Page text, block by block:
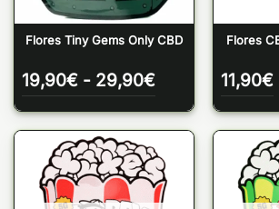
Flores Tiny Gems Only CBD
19,90€ - 29,90€Rango
de
precios:
desde
19,90€
hasta
29,90€
Flores
11,90€